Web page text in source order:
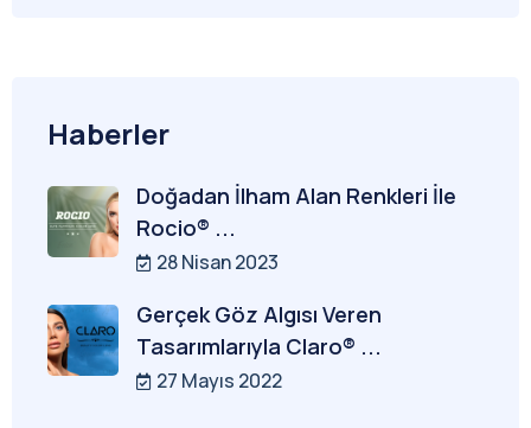
Haberler
Doğadan İlham Alan Renkleri İle
Rocio® ...
28 Nisan 2023
Gerçek Göz Algısı Veren
Tasarımlarıyla Claro® ...
27 Mayıs 2022